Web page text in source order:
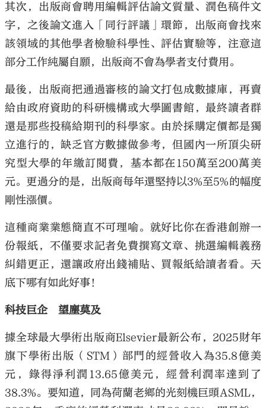
其次，出版商會聘用編輯評估論文質量、潤色稿件文
字，之後論文進入「同行評議」環節，出版商會找來
該領域的其他學者檢驗科學性、評估實驗等，注意這
部分工作純屬自願，出版商不會為學者支付費用。
最後，出版商把通過審核的論文打包成數據庫，再賣
給由政府資助的科研機構或大學圖書館，最終讀者群
還是那些投稿給期刊的科學家。由於採購定價都是獨
立進行的，缺乏官方數據做參考，但國內一所頂尖研
究型大學的年繳訂閱費，基本都在150萬至200萬美
元。更過分的是，出版商每年還堅持以3%至5%的幅度
剛性漲價。
這種商業業態簡直不可理喻。就好比你在香港創辦一
份報紙，不僅要求記者免費撰寫文章、挑選編輯義務
糾錯更正，還讓政府出錢補貼、買報紙給讀者看。天
底下哪有如此好事！
科技巨企 望塵莫及
據全球最大學術出版商Elsevier最新公布，2025財年
旗下學術出版（STM）部門的經營收入為35.8億美
元，錄得淨利潤13.65億美元，經營利潤率達到了
38.3%。要知道，同為荷蘭老鄉的光刻機巨頭ASML，